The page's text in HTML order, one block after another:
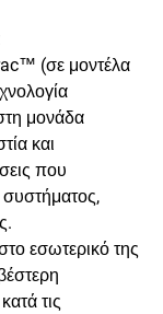
(σε μοντέλα
μονάδα
και
που
εσωτερικό της
τις